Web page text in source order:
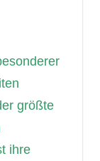
größte
ihre